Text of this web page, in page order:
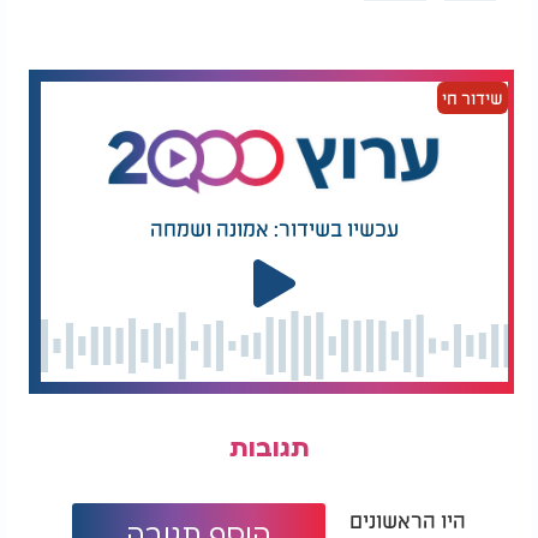
מה באמת יש בפורמולה
של התינוק שלכם?
הממשל האמריקני יוצא
לסיים עם נדודי השינה:
איך תמצית המליסה
הלימונית יכולה לעזור
לכם לישון טוב יותר
לעומת זאת, בגבינות קשות יותר כמו פרמזן, ייתכן שניתן
להסיר את החלק המקולקל בזהירות
לעיתים אפשר לחתוך את העובש ולאכול את שאר
הגבינה. העובש בדרך כלל אינו חודר לעומק בגבינות
קשות", אומרת ד"ר קופמן. היא ממליצה להסיר לפחות
סנטימטר אחד סביב האזור הנגוע ומתחתיו, ולהימנע
ובכל זאת, גם כאן היא מזהירה: "הבעיה היא שחיידקים
הריח או המראה של הגבינה, ולכן גם גבינה שנראית
שידור חי
עכשיו בשידור: אמונה ושמחה
תגובות
היו הראשונים